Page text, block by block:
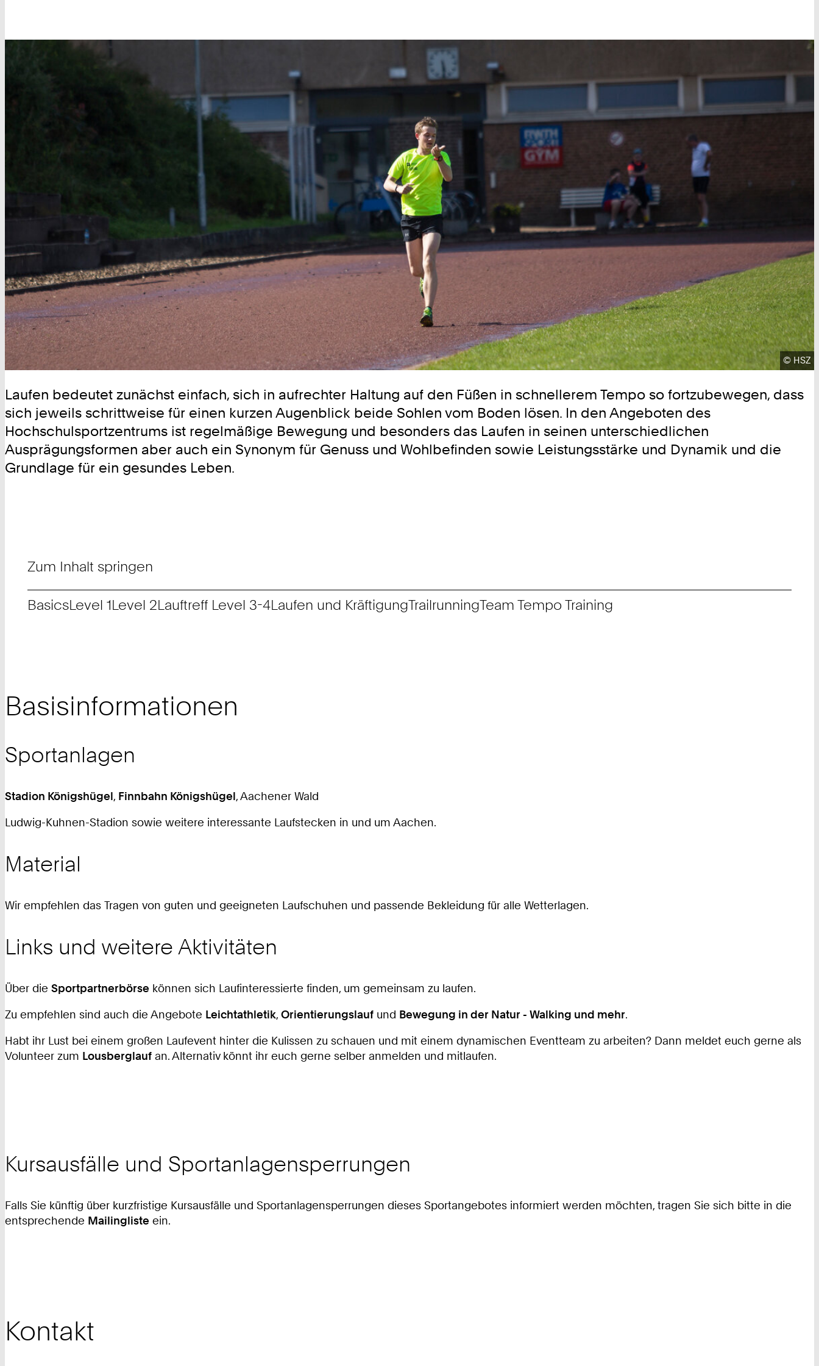
© HSZ
Laufen bedeutet zunächst einfach, sich in aufrechter Haltung auf den Füßen in schnellerem Tempo so fortzubewegen, dass
sich jeweils schrittweise für einen kurzen Augenblick beide Sohlen vom Boden lösen. In den Angeboten des
Hochschulsportzentrums ist regelmäßige Bewegung und besonders das Laufen in seinen unterschiedlichen
Ausprägungsformen aber auch ein Synonym für Genuss und Wohlbefinden sowie Leistungsstärke und Dynamik und die
Grundlage für ein gesundes Leben.
Zum Inhalt springen
BasicsLevel 1Level 2Lauftreff Level 3-4Laufen und KräftigungTrailrunningTeam Tempo Training
Basisinformationen
Sportanlagen
Stadion Königshügel, Finnbahn Königshügel, Aachener Wald
Ludwig-Kuhnen-Stadion sowie weitere interessante Laufstecken in und um Aachen.
Material
Wir empfehlen das Tragen von guten und geeigneten Laufschuhen und passende Bekleidung für alle Wetterlagen.
Links und weitere Aktivitäten
Über die Sportpartnerbörse können sich Laufinteressierte finden, um gemeinsam zu laufen.
Zu empfehlen sind auch die Angebote Leichtathletik, Orientierungslauf und Bewegung in der Natur - Walking und mehr.
Habt ihr Lust bei einem großen Laufevent hinter die Kulissen zu schauen und mit einem dynamischen Eventteam zu arbeiten? Dann meldet euch gerne als
Volunteer zum Lousberglauf an. Alternativ könnt ihr euch gerne selber anmelden und mitlaufen.
Kursausfälle und Sportanlagensperrungen
Falls Sie künftig über kurzfristige Kursausfälle und Sportanlagensperrungen dieses Sportangebotes informiert werden möchten, tragen Sie sich bitte in die
entsprechende Mailingliste ein.
Kontakt